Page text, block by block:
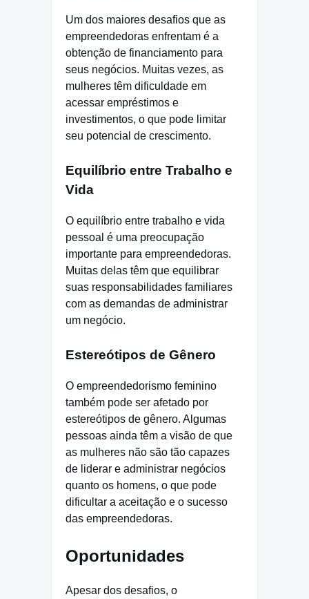
Um dos maiores desafios que as
empreendedoras enfrentam é a
obtenção de financiamento para
seus negócios. Muitas vezes, as
mulheres têm dificuldade em
acessar empréstimos e
investimentos, o que pode limitar
seu potencial de crescimento.
Equilíbrio entre Trabalho e
Vida
O equilíbrio entre trabalho e vida
pessoal é uma preocupação
importante para empreendedoras.
Muitas delas têm que equilibrar
suas responsabilidades familiares
com as demandas de administrar
um negócio.
Estereótipos de Gênero
O empreendedorismo feminino
também pode ser afetado por
estereótipos de gênero. Algumas
pessoas ainda têm a visão de que
as mulheres não são tão capazes
de liderar e administrar negócios
quanto os homens, o que pode
dificultar a aceitação e o sucesso
das empreendedoras.
Oportunidades
Apesar dos desafios, o